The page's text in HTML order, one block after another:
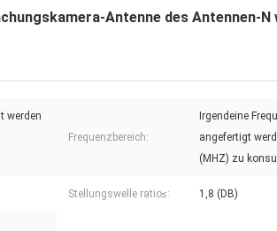
Antenne des Antennen-N
werden
Frequenzbereich:
Irgendeine
angefertigt
(MHZ) zu
Stellungswelle ratio≤: 1,8 (DB)